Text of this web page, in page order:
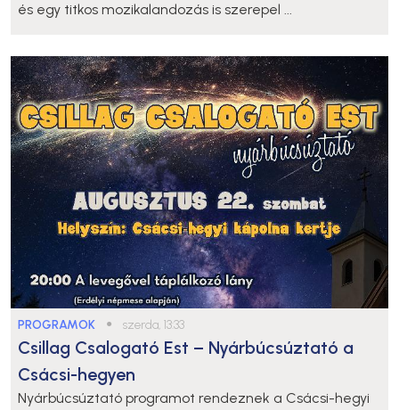
és egy titkos mozikalandozás is szerepel ...
PROGRAMOK ● szerda, 13:33
Csillag Csalogató Est – Nyárbúcsúztató a
Csácsi-hegyen
Nyárbúcsúztató programot rendeznek a Csácsi-hegyi